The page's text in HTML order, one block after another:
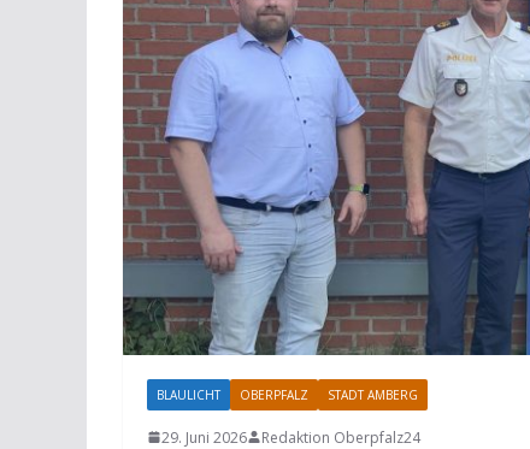
BLAULICHT OBERPFALZ STADT AMBERG
29. Juni 2026 Redaktion Oberpfalz24